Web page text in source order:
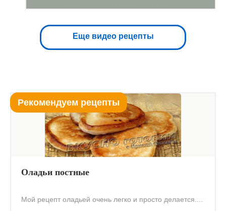
Еще видео рецепты
Рекомендуем рецепты
Оладьи постные
Мой рецепт оладьей очень легко и просто делается....